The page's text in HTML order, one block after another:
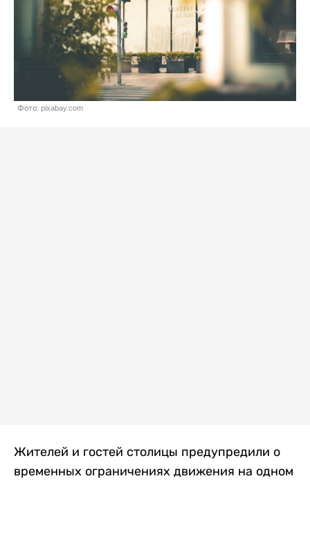
Фото: pixabay.com
Жителей и гостей столицы предупредили о
временных ограничениях движения на одном